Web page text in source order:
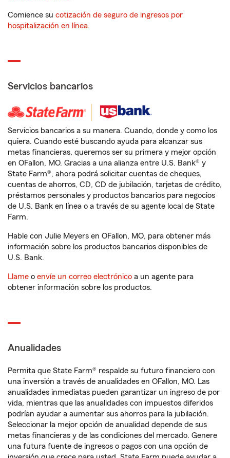
Comience su cotización de seguro de ingresos por
hospitalización en línea.
Servicios bancarios
Servicios bancarios a su manera. Cuando, donde y como los
quiera. Cuando esté buscando ayuda para alcanzar sus
metas financieras, queremos ser su primera y mejor opción
en OFallon, MO. Gracias a una alianza entre U.S. Bank® y
State Farm®, ahora podrá solicitar cuentas de cheques,
cuentas de ahorros, CD, CD de jubilación, tarjetas de crédito,
préstamos personales y productos bancarios para negocios
de U.S. Bank en línea o a través de su agente local de State
Farm.
Hable con Julie Meyers en OFallon, MO, para obtener más
información sobre los productos bancarios disponibles de
U.S. Bank.
Llame o envíe un correo electrónico a un agente para
obtener información sobre los productos.
Anualidades
Permita que State Farm® respalde su futuro financiero con
una inversión a través de anualidades en OFallon, MO. Las
anualidades inmediatas pueden garantizar un ingreso de por
vida, mientras que las anualidades con impuestos diferidos
podrían ayudar a aumentar sus ahorros para la jubilación.
Seleccionar la mejor opción de anualidad depende de sus
metas financieras y de las condiciones del mercado. Genere
una futura fuente de ingresos o pagos con una opción de